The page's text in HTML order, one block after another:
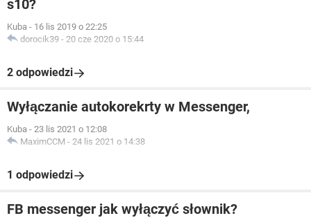
s10?
Kuba - 16 lis 2019 o 22:25
dorocik39 - 20 cze 2020 o 15:44
2 odpowiedzi
Wyłączanie autokorekrty w Messenger,
Kuba - 23 lis 2021 o 12:08
MaximCCM - 24 lis 2021 o 14:38
1 odpowiedzi
FB messenger jak wyłączyć słownik?